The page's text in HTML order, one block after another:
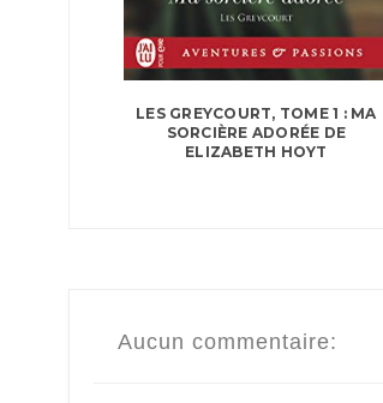
LES GREYCOURT, TOME 1 : MA
SORCIÈRE ADORÉE DE
ELIZABETH HOYT
Aucun commentaire: